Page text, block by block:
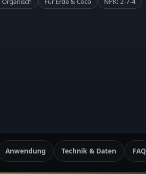
Anwendung Technik & Daten FAQ